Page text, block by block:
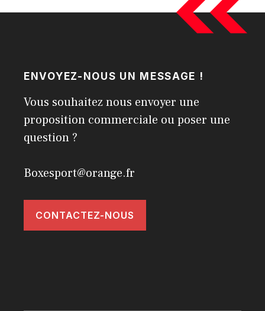
ENVOYEZ-NOUS UN MESSAGE !
Vous souhaitez nous envoyer une
proposition commerciale ou poser une
question ?
Boxesport@orange.fr
CONTACTEZ-NOUS